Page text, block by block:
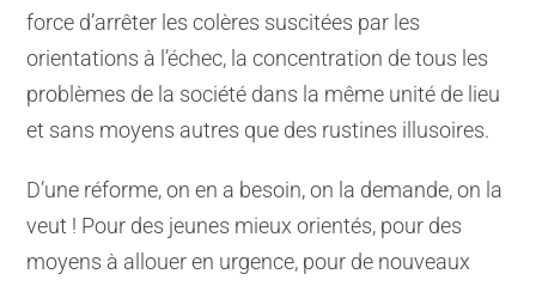
force d’arrêter les colères suscitées par les
orientations à l’échec, la concentration de tous les
problèmes de la société dans la même unité de lieu
et sans moyens autres que des rustines illusoires.
D’une réforme, on en a besoin, on la demande, on la
veut ! Pour des jeunes mieux orientés, pour des
moyens à allouer en urgence, pour de nouveaux